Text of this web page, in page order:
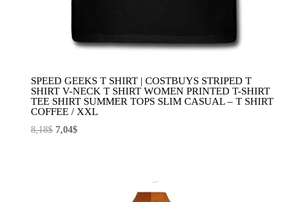
SPEED GEEKS T SHIRT | COSTBUYS STRIPED T
SHIRT V-NECK T SHIRT WOMEN PRINTED T-SHIRT
TEE SHIRT SUMMER TOPS SLIM CASUAL – T SHIRT
COFFEE / XXL
8,18$ El
7,04$El